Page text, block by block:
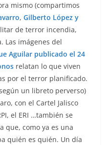
mismo (compartimos
, Gilberto López y
de terror incendia,
Las imágenes del
Aguilar publicado el 24
relatan lo que viven
por el terror planificado.
un libreto perverso)
con el Cartel Jalisco
el ERI …también se
que, como ya es una
quién es quién. Un día